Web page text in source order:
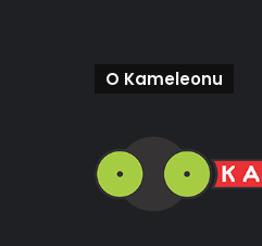
O Kameleonu